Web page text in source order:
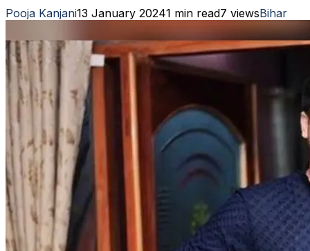
Pooja Kanjani13 January 20241 min read7 viewsBihar